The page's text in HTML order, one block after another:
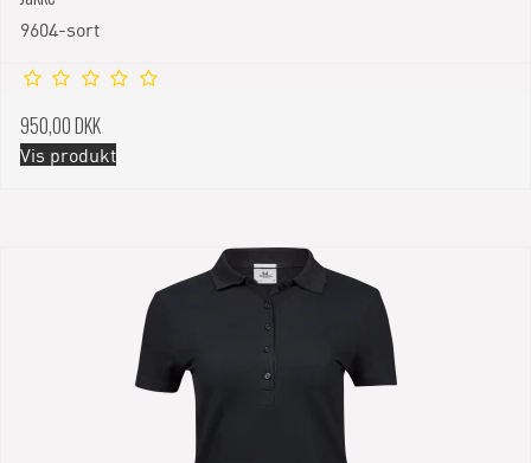
9604-sort
950,00 DKK
Vis produkt